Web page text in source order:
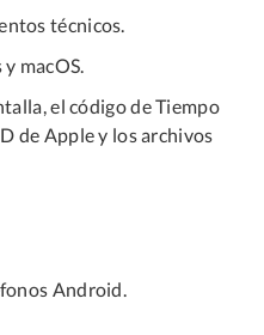
técnicos.
macOS.
el código de Tiempo
de Apple y los archivos
Android.